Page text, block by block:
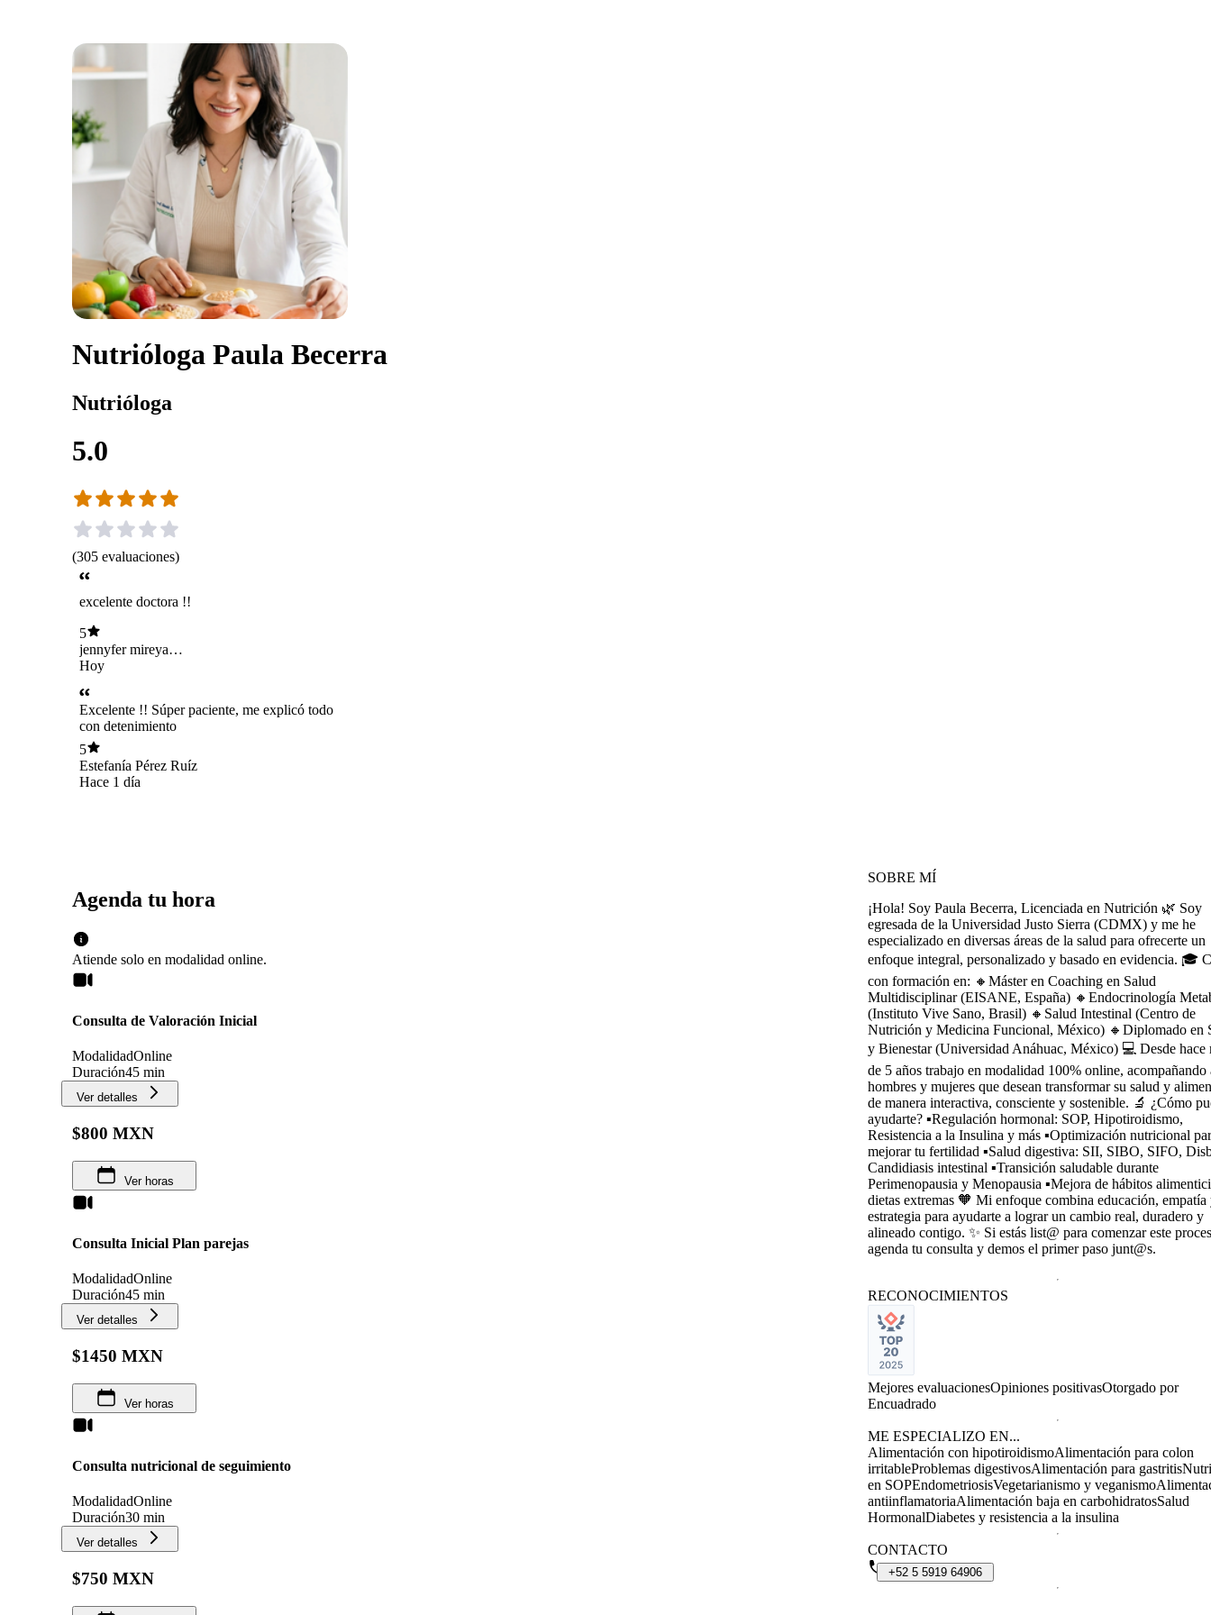
Nutrióloga Paula Becerra
Nutrióloga
5.0
(305 evaluaciones)
excelente doctora !!
5
jennyfer mireya
valenzuela
Hoy
Excelente !! Súper paciente, me explicó todo
con detenimiento
5
Estefanía Pérez Ruíz
Hace 1 día
Agenda tu hora
Atiende solo en modalidad online.
Consulta de Valoración Inicial
ModalidadOnline
Duración45 min
Ver detalles
$800 MXN
Ver horas
Consulta Inicial Plan parejas
ModalidadOnline
Duración45 min
Ver detalles
$1450 MXN
Ver horas
Consulta nutricional de seguimiento
ModalidadOnline
Duración30 min
Ver detalles
$750 MXN
SOBRE MÍ
¡Hola! Soy Paula Becerra, Licenciada en Nutrición 🌿 Soy
egresada de la Universidad Justo Sierra (CDMX) y me he
especializado en diversas áreas de la salud para ofrecerte un
enfoque integral, personalizado y basado en evidencia. 🎓
con formación en: 🔸️Máster en Coaching en Salud
Multidisciplinar (EISANE, España) 🔸️Endocrinología
(Instituto Vive Sano, Brasil) 🔸️Salud Intestinal (Centro de
Nutrición y Medicina Funcional, México) 🔸️Diplomado en
y Bienestar (Universidad Anáhuac, México) 💻 Desde hace
de 5 años trabajo en modalidad 100% online, acompañando
hombres y mujeres que desean transformar su salud y
de manera interactiva, consciente y sostenible. 🔬 ¿Cómo
ayudarte? ▪️Regulación hormonal: SOP, Hipotiroidismo,
Resistencia a la Insulina y más ▪️Optimización nutricional
mejorar tu fertilidad ▪️Salud digestiva: SII, SIBO, SIFO,
Candidiasis intestinal ▪️Transición saludable durante
Perimenopausia y Menopausia ▪️Mejora de hábitos
dietas extremas 🧡 Mi enfoque combina educación, empatía
estrategia para ayudarte a lograr un cambio real, duradero y
alineado contigo. ✨ Si estás list@ para comenzar este
agenda tu consulta y demos el primer paso junt@s.
RECONOCIMIENTOS
Mejores evaluacionesOpiniones positivasOtorgado por
Encuadrado
ME ESPECIALIZO EN...
Alimentación con hipotiroidismoAlimentación para colon
irritableProblemas digestivosAlimentación para gastritis
en SOPEndometriosisVegetarianismo y veganismo
antiinflamatoriaAlimentación baja en carbohidratosSalud
HormonalDiabetes y resistencia a la insulina
CONTACTO
+52 5 5919 64906